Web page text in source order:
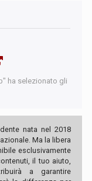
ha selezionato gli
nata nel 2018
Ma la libera
esclusivamente
il tuo aiuto,
a garantire